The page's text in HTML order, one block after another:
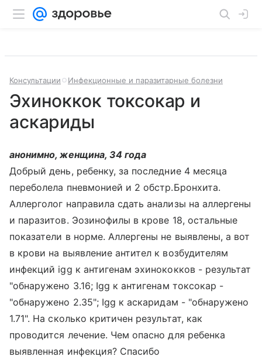
Консультации Инфекционные и паразитарные болезни
Эхиноккок токсокар и
аскариды
анонимно, женщина, 34 года
Добрый день, ребенку, за последние 4 месяца
переболела пневмонией и 2 обстр.Бронхита.
Аллерголог направила сдать анализы на аллергены
и паразитов. Эозинофилы в крове 18, остальные
показатели в норме. Аллергены не выявлены, а вот
в крови на выявление антител к возбудителям
инфекций igg к антигенам эхинококков - результат
"обнаружено 3.16; Igg к антигенам токсокар -
"обнаружено 2.35"; Igg к аскаридам - "обнаружено
1.71". На сколько критичен результат, как
проводится лечение. Чем опасно для ребенка
выявленная инфекция? Спасибо